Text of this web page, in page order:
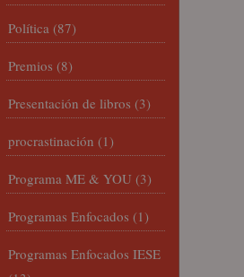
Política (87)
Premios (8)
Presentación de libros (3)
procrastinación (1)
Programa ME & YOU (3)
Programas Enfocados (1)
Programas Enfocados IESE